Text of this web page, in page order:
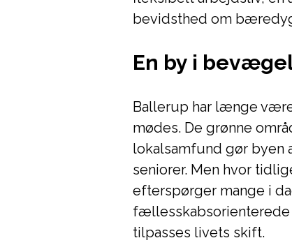
bevidsthed om
En by i
Ballerup har længe
mødes. De grønne
lokalsamfund gør byen
seniorer. Men hvor
efterspørger mange i
fællesskabsorienterede
tilpasses livets skift.